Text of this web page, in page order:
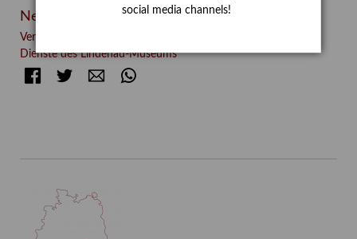
Neueste Beiträge
Verschenkt, verkauft, vergessen? – Kunstdetektivinnen im
Dienste des Lindenau-Museums
FacebookTwitter E-mail
social media channels!